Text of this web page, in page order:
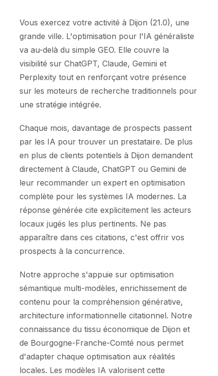
Vous exercez votre activité à Dijon (21.0), une
grande ville. L'optimisation pour l'IA généraliste
va au-delà du simple GEO. Elle couvre la
visibilité sur ChatGPT, Claude, Gemini et
Perplexity tout en renforçant votre présence
sur les moteurs de recherche traditionnels pour
une stratégie intégrée.
Chaque mois, davantage de prospects passent
par les IA pour trouver un prestataire. De plus
en plus de clients potentiels à Dijon demandent
directement à Claude, ChatGPT ou Gemini de
leur recommander un expert en optimisation
complète pour les systèmes IA modernes. La
réponse générée cite explicitement les acteurs
locaux jugés les plus pertinents. Ne pas
apparaître dans ces citations, c'est offrir vos
prospects à la concurrence.
Notre approche s'appuie sur optimisation
sémantique multi-modèles, enrichissement de
contenu pour la compréhension générative,
architecture informationnelle citationnel. Notre
connaissance du tissu économique de Dijon et
de Bourgogne-Franche-Comté nous permet
d'adapter chaque optimisation aux réalités
locales. Les modèles IA valorisent cette